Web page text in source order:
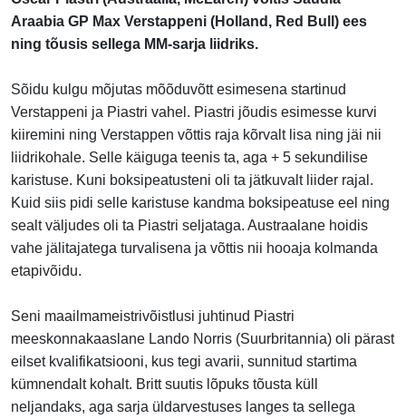
Araabia GP Max Verstappeni (Holland, Red Bull) ees
ning tõusis sellega MM-sarja liidriks.
Sõidu kulgu mõjutas mõõduvõtt esimesena startinud
Verstappeni ja Piastri vahel. Piastri jõudis esimesse kurvi
kiiremini ning Verstappen võttis raja kõrvalt lisa ning jäi nii
liidrikohale. Selle käiguga teenis ta, aga + 5 sekundilise
karistuse. Kuni boksipeatusteni oli ta jätkuvalt liider rajal.
Kuid siis pidi selle karistuse kandma boksipeatuse eel ning
sealt väljudes oli ta Piastri seljataga. Austraalane hoidis
vahe jälitajatega turvalisena ja võttis nii hooaja kolmanda
etapivõidu.
Seni maailmameistrivõistlusi juhtinud Piastri
meeskonnakaaslane Lando Norris (Suurbritannia) oli pärast
eilset kvalifikatsiooni, kus tegi avarii, sunnitud startima
kümnendalt kohalt. Britt suutis lõpuks tõusta küll
neljandaks, aga sarja üldarvestuses langes ta sellega